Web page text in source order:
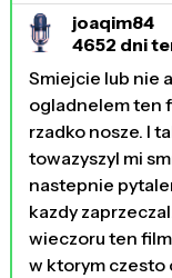
joaqim84
4652 dni
Smiejcie lub nie
ogladnelem ten
rzadko nosze. I
towazyszyl mi
nastepnie
kazdy
wieczoru ten
w ktorym czesto